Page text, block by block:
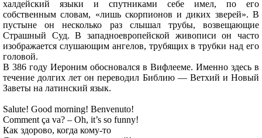
халдейский языки и спутниками себе имел, по его
собственным словам, «лишь скорпионов и диких зверей». В
пустыне он несколько раз слышал трубы, возвещающие
Страшный Суд. В западноевропейской живописи он часто
изображается слушающим ангелов, трубящих в трубки над его
головой.
В 386 году Иероним обосновался в Вифлееме. Именно здесь в
течение долгих лет он переводил Библию — Ветхий и Новый
Заветы на латинский язык.
Salute! Good morning! Benvenuto!
Comment ça va? – Oh, it’s so funny!
Как здорово, когда кому-то